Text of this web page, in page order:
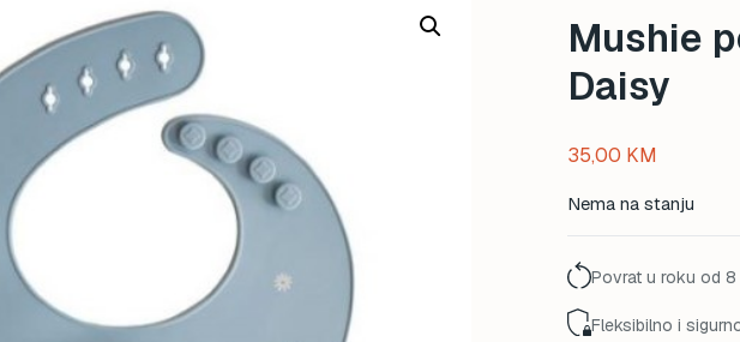
Mushie
Daisy
35,00 KM
Nema na stanju
Povrat u roku od 8
Fleksibilno i